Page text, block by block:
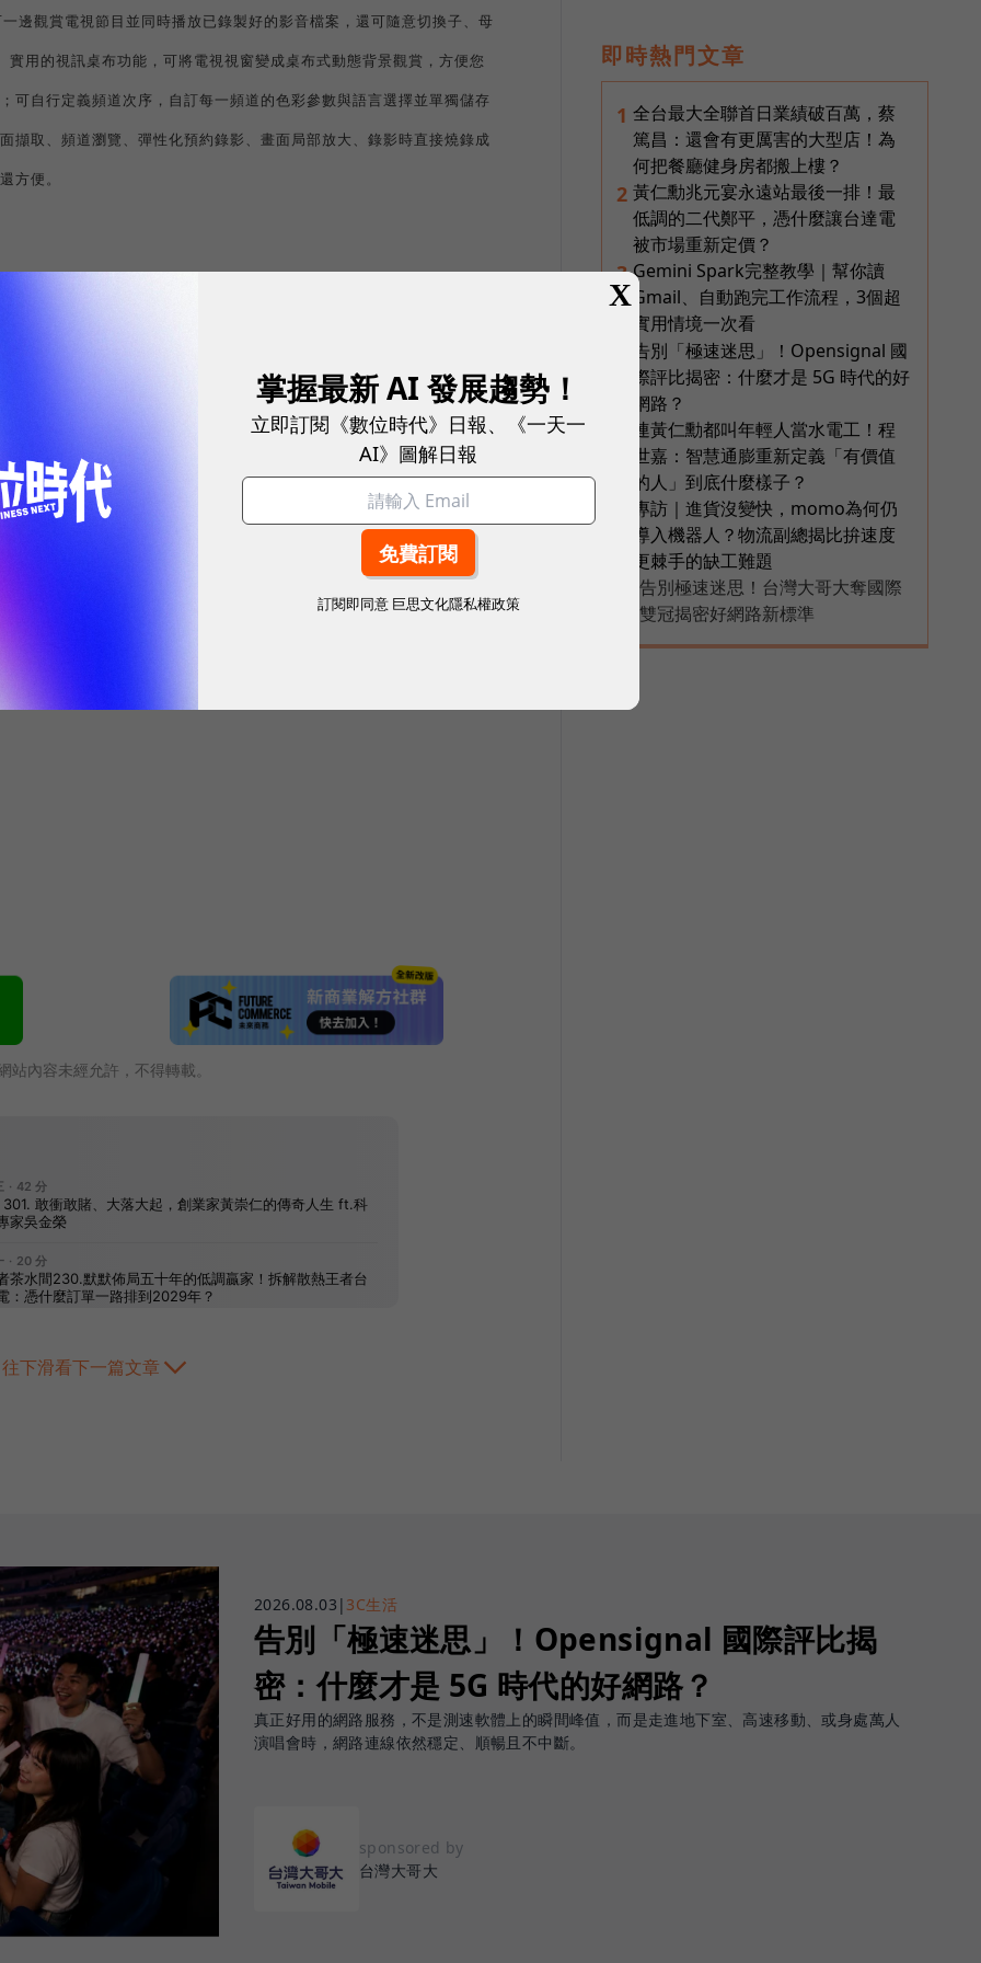
邊觀賞電視節目並同時播放已錄製好的影音檔案，還可隨意切換子、母
實用的視訊桌布功能，可將電視視窗變成桌布式動態背景觀賞，方便您
可自行定義頻道次序，自訂每一頻道的色彩參數與語言選擇並單獨儲存
擷取、頻道瀏覽、彈性化預約錄影、畫面局部放大、錄影時直接燒錄成
方便。
多媒體秀圖及管理軟體，協助您輕鬆管理多媒體檔
剪輯創作屬於自己的數位作品，輕鬆製作燒錄個人光碟。如此多樣的軟、
精采數位及類比電視節目的最佳選擇。
站內容未經允許，不得轉載。
往下滑看下一篇文章
即時熱門文章
1 全台最大全聯首日業績破百萬，蔡
篤昌：還會有更厲害的大型店！為
何把餐廳健身房都搬上樓？
2 黃仁勳兆元宴永遠站最後一排！最
低調的二代鄭平，憑什麼讓台達電
被市場重新定價？
3 Gemini Spark完整教學｜幫你讀
Gmail、自動跑完工作流程，3個超
實用情境一次看
告別「極速迷思」！Opensignal 國
際評比揭密：什麼才是 5G 時代的好
網路？
連黃仁勳都叫年輕人當水電工！程
世嘉：智慧通膨重新定義「有價值
的人」到底什麼樣子？
專訪｜進貨沒變快，momo為何仍
導入機器人？物流副總揭比拚速度
更棘手的缺工難題
告別極速迷思！台灣大哥大奪國際
雙冠揭密好網路新標準
2026.08.03 | 3C生活
告別「極速迷思」！Opensignal 國際評比揭
密：什麼才是 5G 時代的好網路？
真正好用的網路服務，不是測速軟體上的瞬間峰值，而是走進地下室、高速移動、或身處萬人
演唱會時，網路連線依然穩定、順暢且不中斷。
sponsored by
台灣大哥大
X
掌握最新 AI 發展趨勢！
立即訂閱《數位時代》日報、《一天一
AI》圖解日報
訂閱即同意 巨思文化隱私權政策